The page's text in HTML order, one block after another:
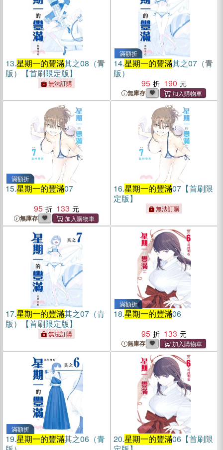
13.星期一的豐滿其之08（青
版）【首刷限定版】
無法訂購
滿額折
14.星期一的豐滿其之07（青
版）
95
190
無庫存
滿額折
15.星期一的豐滿07
95
133
無庫存
16.星期一的豐滿07【首刷限
定版】
無法訂購
17.星期一的豐滿其之07（青
版）【首刷限定版】
無法訂購
滿額折
18.星期一的豐滿06
95
133
無庫存
滿額折
19.星期一的豐滿其之06（青
20.星期一的豐滿06【首刷限